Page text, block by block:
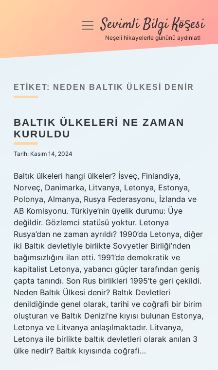
Anasayfa
Yasal Uyarı
Hakkımızda
menüyüSevimli Bilgi Köşesi
Neşeli hikayelerle gününü aydınlat!
ETIKET: NEDEN BALTIK ÜLKESI DENIR
BALTIK ÜLKELERI NE ZAMAN
KURULDU
Tarih: Kasım 14, 2024
Baltık ülkeleri hangi ülkeler? İsveç, Finlandiya,
Norveç, Danimarka, Litvanya, Letonya, Estonya,
Polonya, Almanya, Rusya Federasyonu, İzlanda ve
AB Komisyonu. Türkiye’nin üyelik durumu: Üye
değildir. Gözlemci statüsü yoktur. Letonya
Rusya’dan ne zaman ayrıldı? 1990’da Letonya, diğer
iki Baltık devletiyle birlikte Sovyetler Birliği’nden
bağımsızlığını ilan etti. 1991’de demokratik ve
kapitalist Letonya, yabancı güçler tarafından geniş
çapta tanındı. Son Rus birlikleri 1995’te geri çekildi.
Neden Baltık Ülkesi denir? Baltık Devletleri
denildiğinde genel olarak, tarihi ve coğrafi bir birim
oluşturan ve Baltık Denizi’ne kıyısı bulunan Estonya,
Letonya ve Litvanya anlaşılmaktadır. Litvanya,
Letonya ile birlikte baltık devletleri olarak anılan 3
ülke nedir? Baltık kıyısında coğrafi…